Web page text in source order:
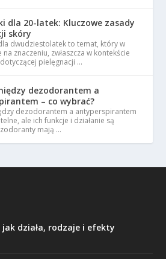
dla 20-latek: Kluczowe zasady
skóry
dwudziestolatek to temat, który w
znaczeniu, zwłaszcza w kontekście
pielęgnacji …
dezodorantem a
– co wybrać?
dezodorantem a antyperspirantem
ale ich funkcje i działanie są
mają …
działa, rodzaje i efekty